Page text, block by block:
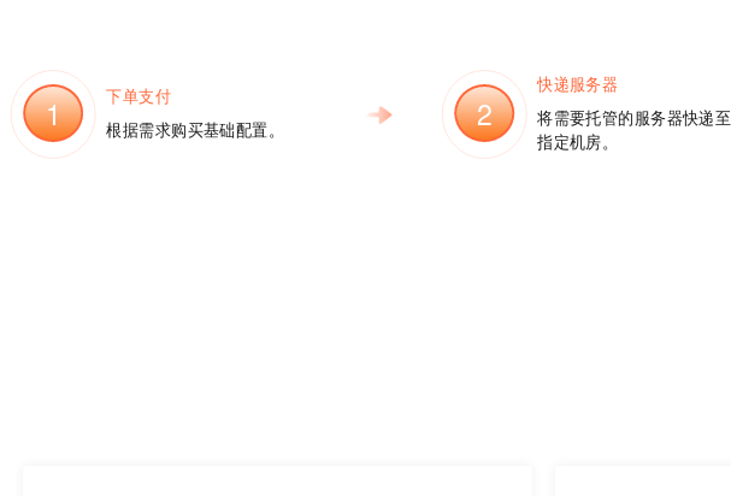
1
下单支付
根据需求购买基础配置。
2
快递服务器
将需要托管的服务器快递至
指定机房。